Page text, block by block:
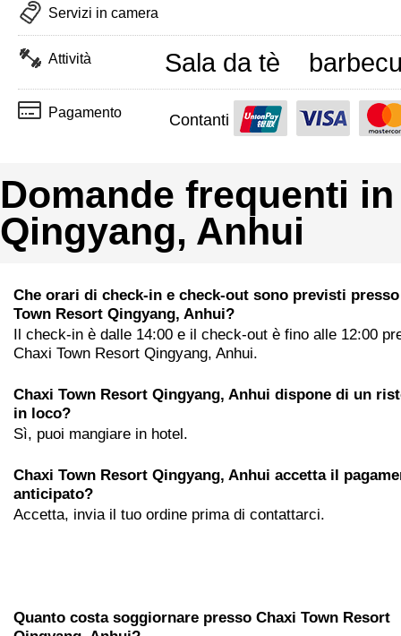
Servizi in camera
Attività Sala da tè
Pagamento Contanti
Domande frequenti
Qingyang, Anhui
Che orari di check-in e check-out sono previsti
Town Resort Qingyang, Anhui?
Il check-in è dalle 14:00 e il check-out è fino alle 12:00
Chaxi Town Resort Qingyang, Anhui.
Chaxi Town Resort Qingyang, Anhui dispone di un
in loco?
Sì, puoi mangiare in hotel.
Chaxi Town Resort Qingyang, Anhui accetta il
anticipato?
Accetta, invia il tuo ordine prima di contattarci.
Quanto costa soggiornare presso Chaxi Town Resort